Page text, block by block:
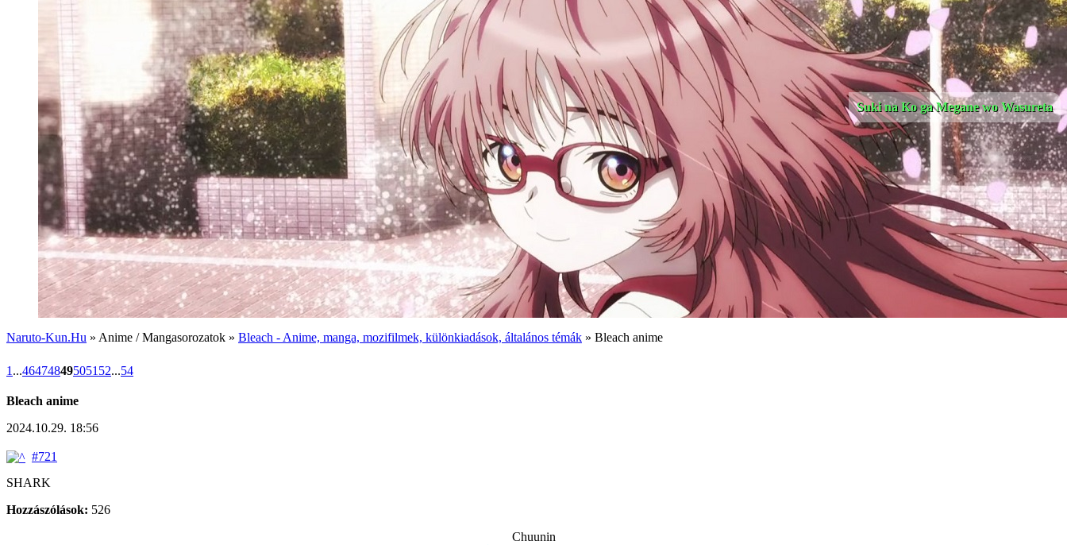
Suki na Ko ga Megane wo Wasureta
Naruto-Kun.Hu » Anime / Mangasorozatok » Bleach - Anime, manga, mozifilmek, különkiadások, általános témák » Bleach anime
1 ...464748495051 52...54
Bleach anime
2024.10.29. 18:56
#721
SHARK
Hozzászólások: 526
Chuunin